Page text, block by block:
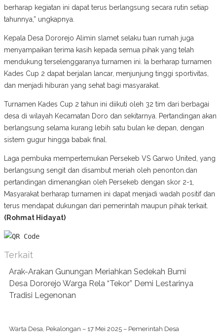
berharap kegiatan ini dapat terus berlangsung secara rutin setiap
tahunnya,” ungkapnya.
Kepala Desa Dororejo Alimin slamet selaku tuan rumah juga
menyampaikan terima kasih kepada semua pihak yang telah
mendukung terselenggaranya turnamen ini. Ia berharap turnamen
Kades Cup 2 dapat berjalan lancar, menjunjung tinggi sportivitas,
dan menjadi hiburan yang sehat bagi masyarakat.
Turnamen Kades Cup 2 tahun ini diikuti oleh 32 tim dari berbagai
desa di wilayah Kecamatan Doro dan sekitarnya. Pertandingan akan
berlangsung selama kurang lebih satu bulan ke depan, dengan
sistem gugur hingga babak final.
Laga pembuka mempertemukan Persekeb VS Garwo United, yang
berlangsung sengit dan disambut meriah oleh penonton.dan
pertandingan dimenangkan oleh Persekeb dengan skor 2-1,
Masyarakat berharap turnamen ini dapat menjadi wadah positif dan
terus mendapat dukungan dari pemerintah maupun pihak terkait.
(Rohmat Hidayat)
Terkait
Arak-Arakan Gunungan Meriahkan Sedekah Bumi
Desa Dororejo Warga Rela “Tekor” Demi Lestarinya
Tradisi Legenonan
Warta Desa, Pekalongan – 17 Mei 2025 – Pemerintah Desa